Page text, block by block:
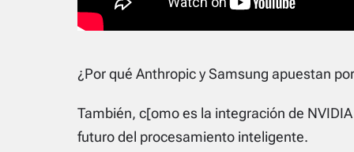
¿Por qué Anthropic y Samsung apuestan
También, c[omo es la integración de
futuro del procesamiento inteligente.